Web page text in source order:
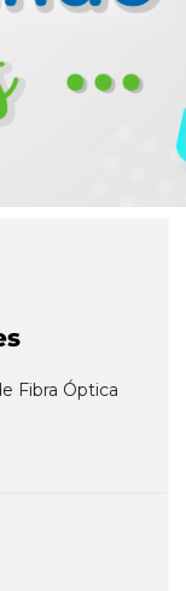
Fibra Óptica